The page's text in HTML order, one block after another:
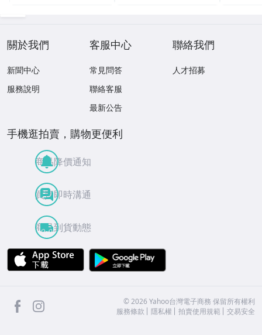
關於我們
新聞中心
服務說明
客服中心
常見問答
聯絡客服
最新公告
聯絡我們
人才招募
手機逛拍賣，購物更便利
商品降價通知
買賣即時溝通
商品到貨動態
APP Store
facebook ©2026 Yahoo台灣電子商務 保留所有權利
服務條款
隱私權 拍賣使用規範 交易安全